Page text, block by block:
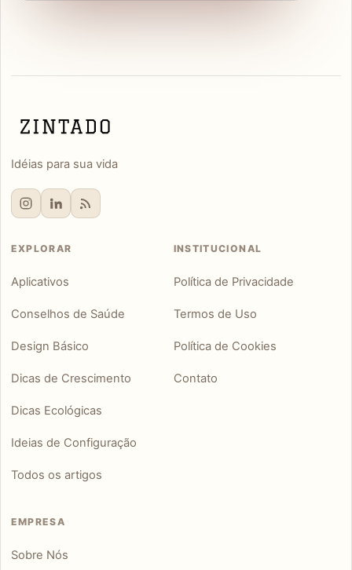
Idéias para sua vida
EXPLORAR
Aplicativos
Conselhos de Saúde
Design Básico
Dicas de Crescimento
Dicas Ecológicas
Ideias de Configuração
Todos os artigos
INSTITUCIONAL
Política de Privacidade
Termos de Uso
Política de Cookies
Contato
EMPRESA
Sobre Nós